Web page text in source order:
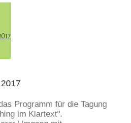
Programm für die Tagung
im Klartext".